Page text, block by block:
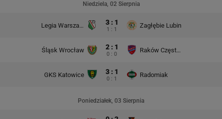
Niedziela, 02 Sierpnia
Legia Warszawa 3 : 1
1 : 1
Zagłębie Lubin
Śląsk Wrocław 2 : 1
0 : 0
Raków Częstochowa
GKS Katowice 3 : 1
0 : 1
Radomiak
Poniedziałek, 03 Sierpnia